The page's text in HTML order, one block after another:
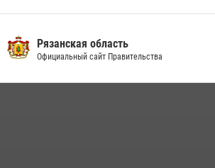
В рязанском Управлении Росгвардии прошел
футболу
Рязанская область
Официальный сайт Правительства